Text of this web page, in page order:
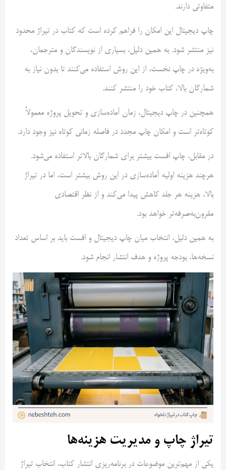
متفاوتی دارند.
چاپ دیجیتال این امکان را فراهم کرده است که کتاب در تیراژ محدود
نیز منتشر شود. به همین دلیل، بسیاری از نویسندگان و مترجمان،
به‌ویژه در چاپ نخست، از این روش استفاده می‌کنند تا بدون نیاز به
شمارگان بالا، کتاب خود را منتشر کنند.
همچنین در چاپ دیجیتال، زمان آماده‌سازی و تحویل پروژه معمولاً
کوتاه‌تر است و امکان چاپ مجدد در فاصله زمانی کوتاه نیز وجود دارد.
در مقابل، چاپ افست بیشتر برای شمارگان بالاتر استفاده می‌شود.
هرچند هزینه اولیه آماده‌سازی در این روش بیشتر است، اما در تیراژ
بالا، هزینه هر جلد کاهش پیدا می‌کند و از نظر اقتصادی
مقرون‌به‌صرفه‌تر خواهد بود.
به همین دلیل، انتخاب میان چاپ دیجیتال و افست باید بر اساس تعداد
نسخه‌ها، بودجه پروژه و هدف انتشار انجام شود.
تیراژ چاپ و مدیریت هزینه‌ها
یکی از مهم‌ترین موضوعات در برنامه‌ریزی انتشار کتاب، انتخاب تیراژ